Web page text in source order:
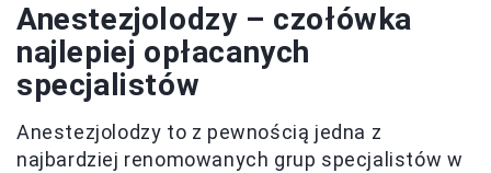
Anestezjolodzy – czołówka
najlepiej opłacanych
specjalistów
Anestezjolodzy to z pewnością jedna z
najbardziej renomowanych grup specjalistów w